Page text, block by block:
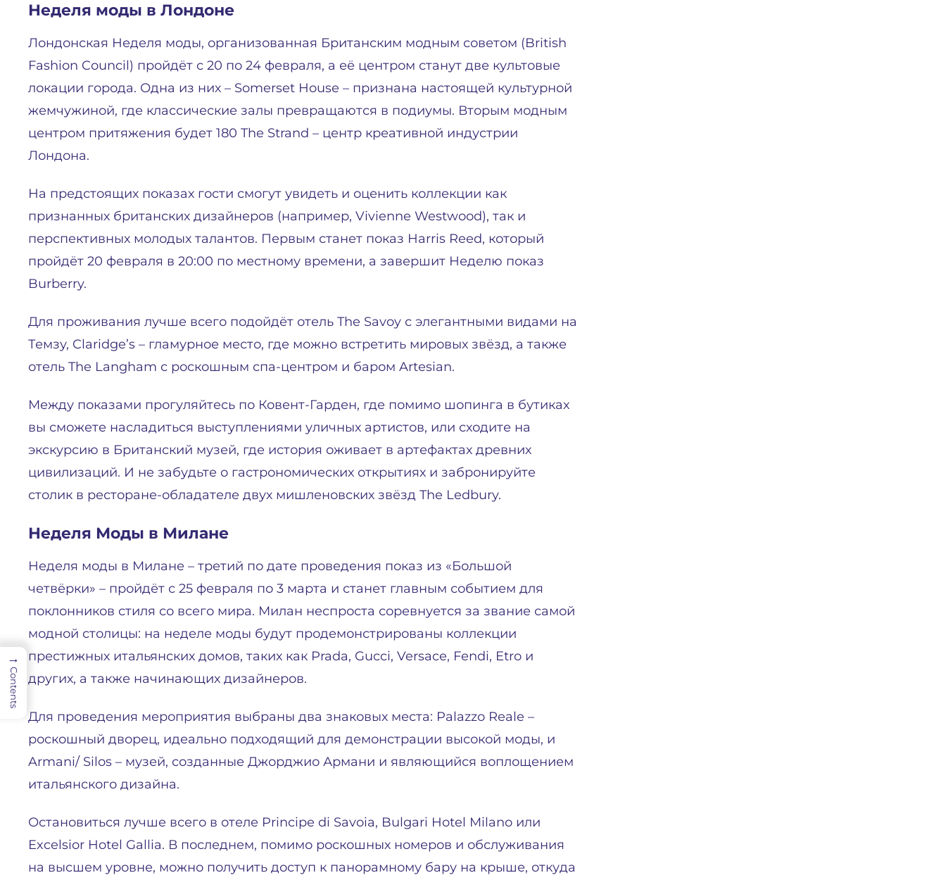
Неделя моды в Лондоне
Лондонская Неделя моды, организованная Британским модным советом (British
Fashion Council) пройдёт с 20 по 24 февраля, а её центром станут две культовые
локации города. Одна из них – Somerset House – признана настоящей культурной
жемчужиной, где классические залы превращаются в подиумы. Вторым модным
центром притяжения будет 180 The Strand – центр креативной индустрии
Лондона.
На предстоящих показах гости смогут увидеть и оценить коллекции как
признанных британских дизайнеров (например, Vivienne Westwood), так и
перспективных молодых талантов. Первым станет показ Harris Reed, который
пройдёт 20 февраля в 20:00 по местному времени, а завершит Неделю показ
Burberry.
Для проживания лучше всего подойдёт отель The Savoy с элегантными видами на
Темзу, Claridge’s – гламурное место, где можно встретить мировых звёзд, а также
отель The Langham с роскошным спа-центром и баром Artesian.
Между показами прогуляйтесь по Ковент-Гарден, где помимо шопинга в бутиках
вы сможете насладиться выступлениями уличных артистов, или сходите на
экскурсию в Британский музей, где история оживает в артефактах древних
цивилизаций. И не забудьте о гастрономических открытиях и забронируйте
столик в ресторане-обладателе двух мишленовских звёзд The Ledbury.
Неделя Моды в Милане
Неделя моды в Милане – третий по дате проведения показ из «Большой
четвёрки» – пройдёт с 25 февраля по 3 марта и станет главным событием для
поклонников стиля со всего мира. Милан неспроста соревнуется за звание самой
модной столицы: на неделе моды будут продемонстрированы коллекции
престижных итальянских домов, таких как Prada, Gucci, Versace, Fendi, Etro и
других, а также начинающих дизайнеров.
Для проведения мероприятия выбраны два знаковых места: Palazzo Reale –
роскошный дворец, идеально подходящий для демонстрации высокой моды, и
Armani/ Silos – музей, созданные Джорджио Армани и являющийся воплощением
итальянского дизайна.
Остановиться лучше всего в отеле Principe di Savoia, Bulgari Hotel Milano или
Excelsior Hotel Gallia. В последнем, помимо роскошных номеров и обслуживания
на высшем уровне, можно получить доступ к панорамному бару на крыше, откуда
→
Contents